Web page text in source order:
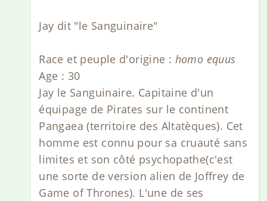
Jay dit "le Sanguinaire"
Race et peuple d'origine : homo equus
Age : 30
Jay le Sanguinaire. Capitaine d'un
équipage de Pirates sur le continent
Pangaea (territoire des Altatèques). Cet
homme est connu pour sa cruauté sans
limites et son côté psychopathe(c'est
une sorte de version alien de Joffrey de
Game of Thrones). L'une de ses